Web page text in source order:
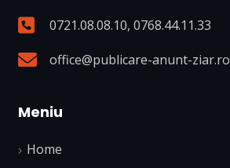
0721.08.08.10, 0768.44.11.33
office@publicare-anunt-ziar.ro
Meniu
Home